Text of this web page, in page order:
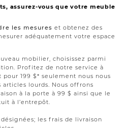
assurez-vous que votre meuble
les mesures et obtenez des
adéquatement votre espace
mobilier, choisissez parmi
Profitez de notre service à
199 $* seulement nous nous
articles lourds. Nous offrons
à la porte à 99 $ ainsi que le
à l’entrepôt.
les frais de livraison